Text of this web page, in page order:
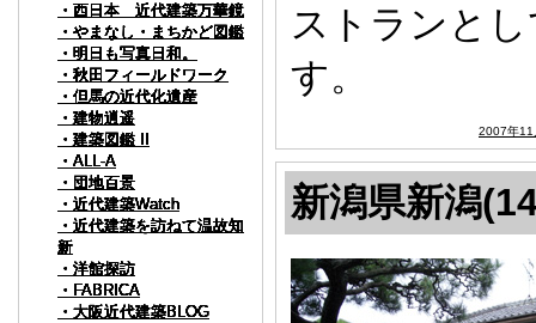
・西日本 近代建築万華鏡
・やまなし・まちかど図鑑
・明日も写真日和。
・秋田フィールドワーク
・但馬の近代化遺産
・建物逍遥
・建築図鑑 II
・ALL-A
・団地百景
・近代建築Watch
・近代建築を訪ねて温故知
新
・洋館探訪
・FABRICA
・大阪近代建築BLOG
・西日本 近代建築万華鏡
・やまなし・まちかど図鑑
・明日も写真日和。
・秋田フィールドワーク
・但馬の近代化遺産
・建物逍遥
・建築図鑑 II
・ALL-A
・団地百景
・近代建築Watch
・近代建築を訪ねて温故知
新
・洋館探訪
・FABRICA
・大阪近代建築BLOG
・西日本 近代建築万華鏡
・やまなし・まちかど図鑑
・明日も写真日和。
・秋田フィールドワーク
・但馬の近代化遺産
・建物逍遥
・建築図鑑 II
・ALL-A
・団地百景
・近代建築Watch
・近代建築を訪ねて温故知
新
・洋館探訪
・FABRICA
・大阪近代建築BLOG
・西日本 近代建築万華鏡
・やまなし・まちかど図鑑
・明日も写真日和。
・秋田フィールドワーク
・但馬の近代化遺産
・建物逍遥
・建築図鑑 II
・ALL-A
・団地百景
・近代建築Watch
・近代建築を訪ねて温故知
新
・洋館探訪
・FABRICA
・大阪近代建築BLOG
・西日本 近代建築万華鏡
・やまなし・まちかど図鑑
・明日も写真日和。
・秋田フィールドワーク
・但馬の近代化遺産
・建物逍遥
・建築図鑑 II
・ALL-A
・団地百景
・近代建築Watch
・近代建築を訪ねて温故知
新
・洋館探訪
・FABRICA
・大阪近代建築BLOG
ストランと
す。
2007年11
・西日本 近代建築万華鏡
・やまなし・まちかど図鑑
・明日も写真日和。
・秋田フィールドワーク
・但馬の近代化遺産
・建物逍遥
・建築図鑑 II
・ALL-A
・団地百景
・近代建築Watch
・近代建築を訪ねて温故知
新
・洋館探訪
・FABRICA
・大阪近代建築BLOG
新潟県新潟
・西日本 近代建築万華鏡
・やまなし・まちかど図鑑
・明日も写真日和。
・秋田フィールドワーク
・但馬の近代化遺産
・建物逍遥
・建築図鑑 II
・ALL-A
・団地百景
・近代建築Watch
・近代建築を訪ねて温故知
新
・洋館探訪
・FABRICA
・大阪近代建築BLOG
・西日本 近代建築万華鏡
・やまなし・まちかど図鑑
・明日も写真日和。
・秋田フィールドワーク
・但馬の近代化遺産
・建物逍遥
・建築図鑑 II
・ALL-A
・団地百景
・近代建築Watch
・近代建築を訪ねて温故知
新
・洋館探訪
・FABRICA
・大阪近代建築BLOG
・西日本 近代建築万華鏡
・やまなし・まちかど図鑑
・明日も写真日和。
・秋田フィールドワーク
・但馬の近代化遺産
・建物逍遥
・建築図鑑 II
・ALL-A
・団地百景
・近代建築Watch
・近代建築を訪ねて温故知
新
・洋館探訪
・FABRICA
・大阪近代建築BLOG
・西日本 近代建築万華鏡
・やまなし・まちかど図鑑
・明日も写真日和。
・秋田フィールドワーク
・但馬の近代化遺産
・建物逍遥
・建築図鑑 II
・ALL-A
・団地百景
・近代建築Watch
・近代建築を訪ねて温故知
新
・洋館探訪
・FABRICA
・大阪近代建築BLOG